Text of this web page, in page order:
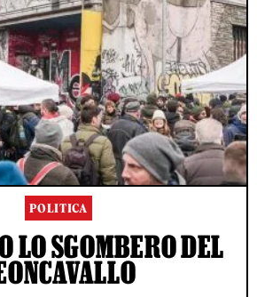
POLITICA
LO SGOMBERO DEL